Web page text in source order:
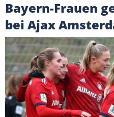
Bayern-Frauen
bei Ajax